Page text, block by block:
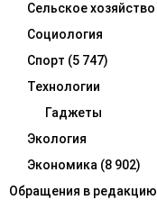
Сельское хозяйство
Социология
Спорт (5 747)
Технологии
Гаджеты
Экология
Экономика (8 902)
Обращения в редакцию